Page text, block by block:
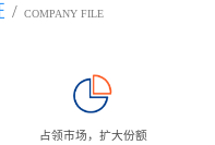
/ COMPANY FILE
占领市场，扩大份额